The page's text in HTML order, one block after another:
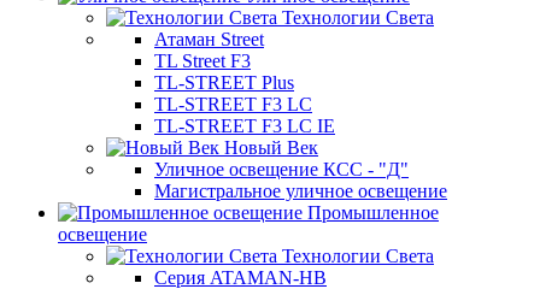
Технологии Света
Атаман Street
TL Street F3
TL-STREET Plus
TL-STREET F3 LC
TL-STREET F3 LC IE
Новый Век
Уличное освещение КСС - "Д"
Магистральное уличное освещение
Промышленное
освещение
Технологии Света
Серия ATAMAN-HB